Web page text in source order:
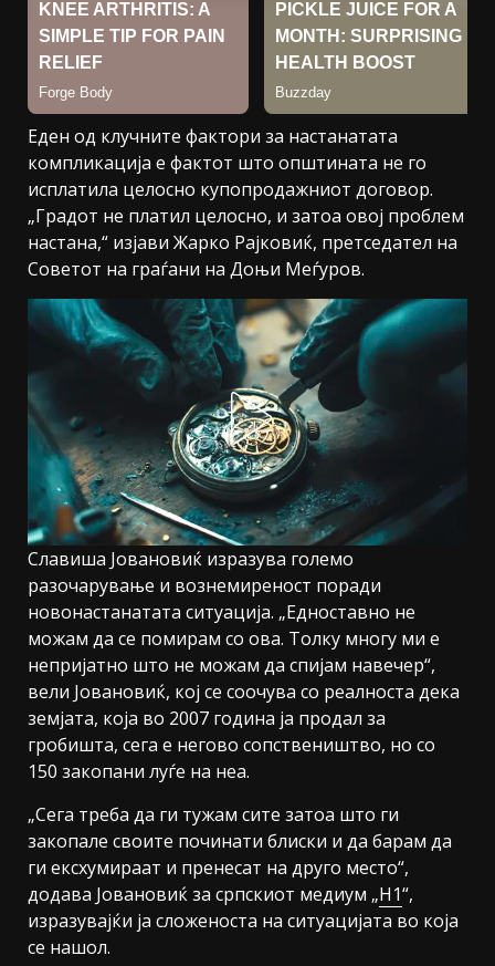
Еден од клучните фактори за настанатата
компликација е фактот што општината не го
исплатила целосно купопродажниот договор.
„Градот не платил целосно, и затоа овој проблем
настана,“ изјави Жарко Рајковиќ, претседател на
Советот на граѓани на Доњи Меѓуров.
Славиша Јовановиќ изразува големо
разочарување и вознемиреност поради
новонастанатата ситуација. „Едноставно не
можам да се помирам со ова. Толку многу ми е
непријатно што не можам да спијам навечер“,
вели Јовановиќ, кој се соочува со реалноста дека
земјата, која во 2007 година ја продал за
гробишта, сега е негово сопствеништво, но со
150 закопани луѓе на неа.
„Сега треба да ги тужам сите затоа што ги
закопале своите починати блиски и да барам да
ги ексхумираат и пренесат на друго место“,
додава Јовановиќ за српскиот медиум „Н1“,
изразувајќи ја сложеноста на ситуацијата во која
се нашол.